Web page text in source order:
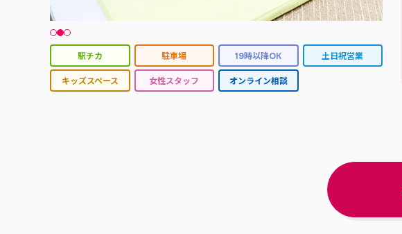
駅チカ 駐車場 19時以降OK 土日祝営業
キッズスペース 女性スタッフ オンライン相談